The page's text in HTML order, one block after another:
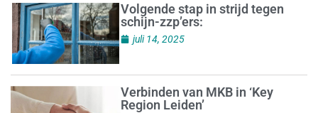
Volgende stap in strijd tegen
schijn-zzp’ers:
juli 14, 2025
Verbinden van MKB in ‘Key
Region Leiden’